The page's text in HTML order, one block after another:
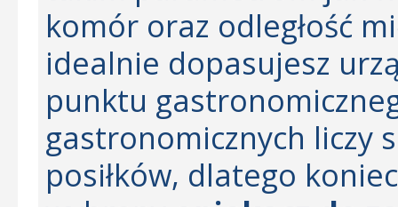
komór oraz odległość
idealnie dopasujesz
punktu
gastronomicznych liczy
posiłków, dlatego